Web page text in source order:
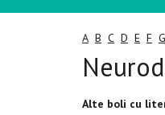
A B C D E F G
Alte boli cu